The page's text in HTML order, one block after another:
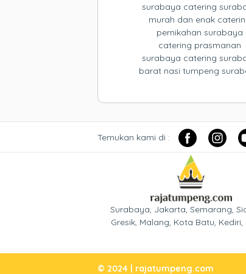
surabaya catering
murah dan enak
pernikahan surabaya
catering prasmanan
surabaya catering
barat nasi tumpeng
Temukan kami di :
Surabaya, Jakarta, Semarang,
Gresik, Malang, Kota Batu, Kediri,
© 2024 | rajatumpeng.com